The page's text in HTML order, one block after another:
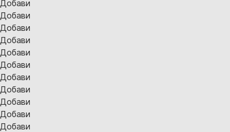
Добави
Добави
Добави
Добави
Добави
Добави
Добави
Добави
Добави
Добави
Добави